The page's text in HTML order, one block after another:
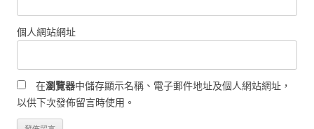
個人網站網址
在瀏覽器中儲存顯示名稱、電子郵件地址及個人網站網址，
以供下次發佈留言時使用。